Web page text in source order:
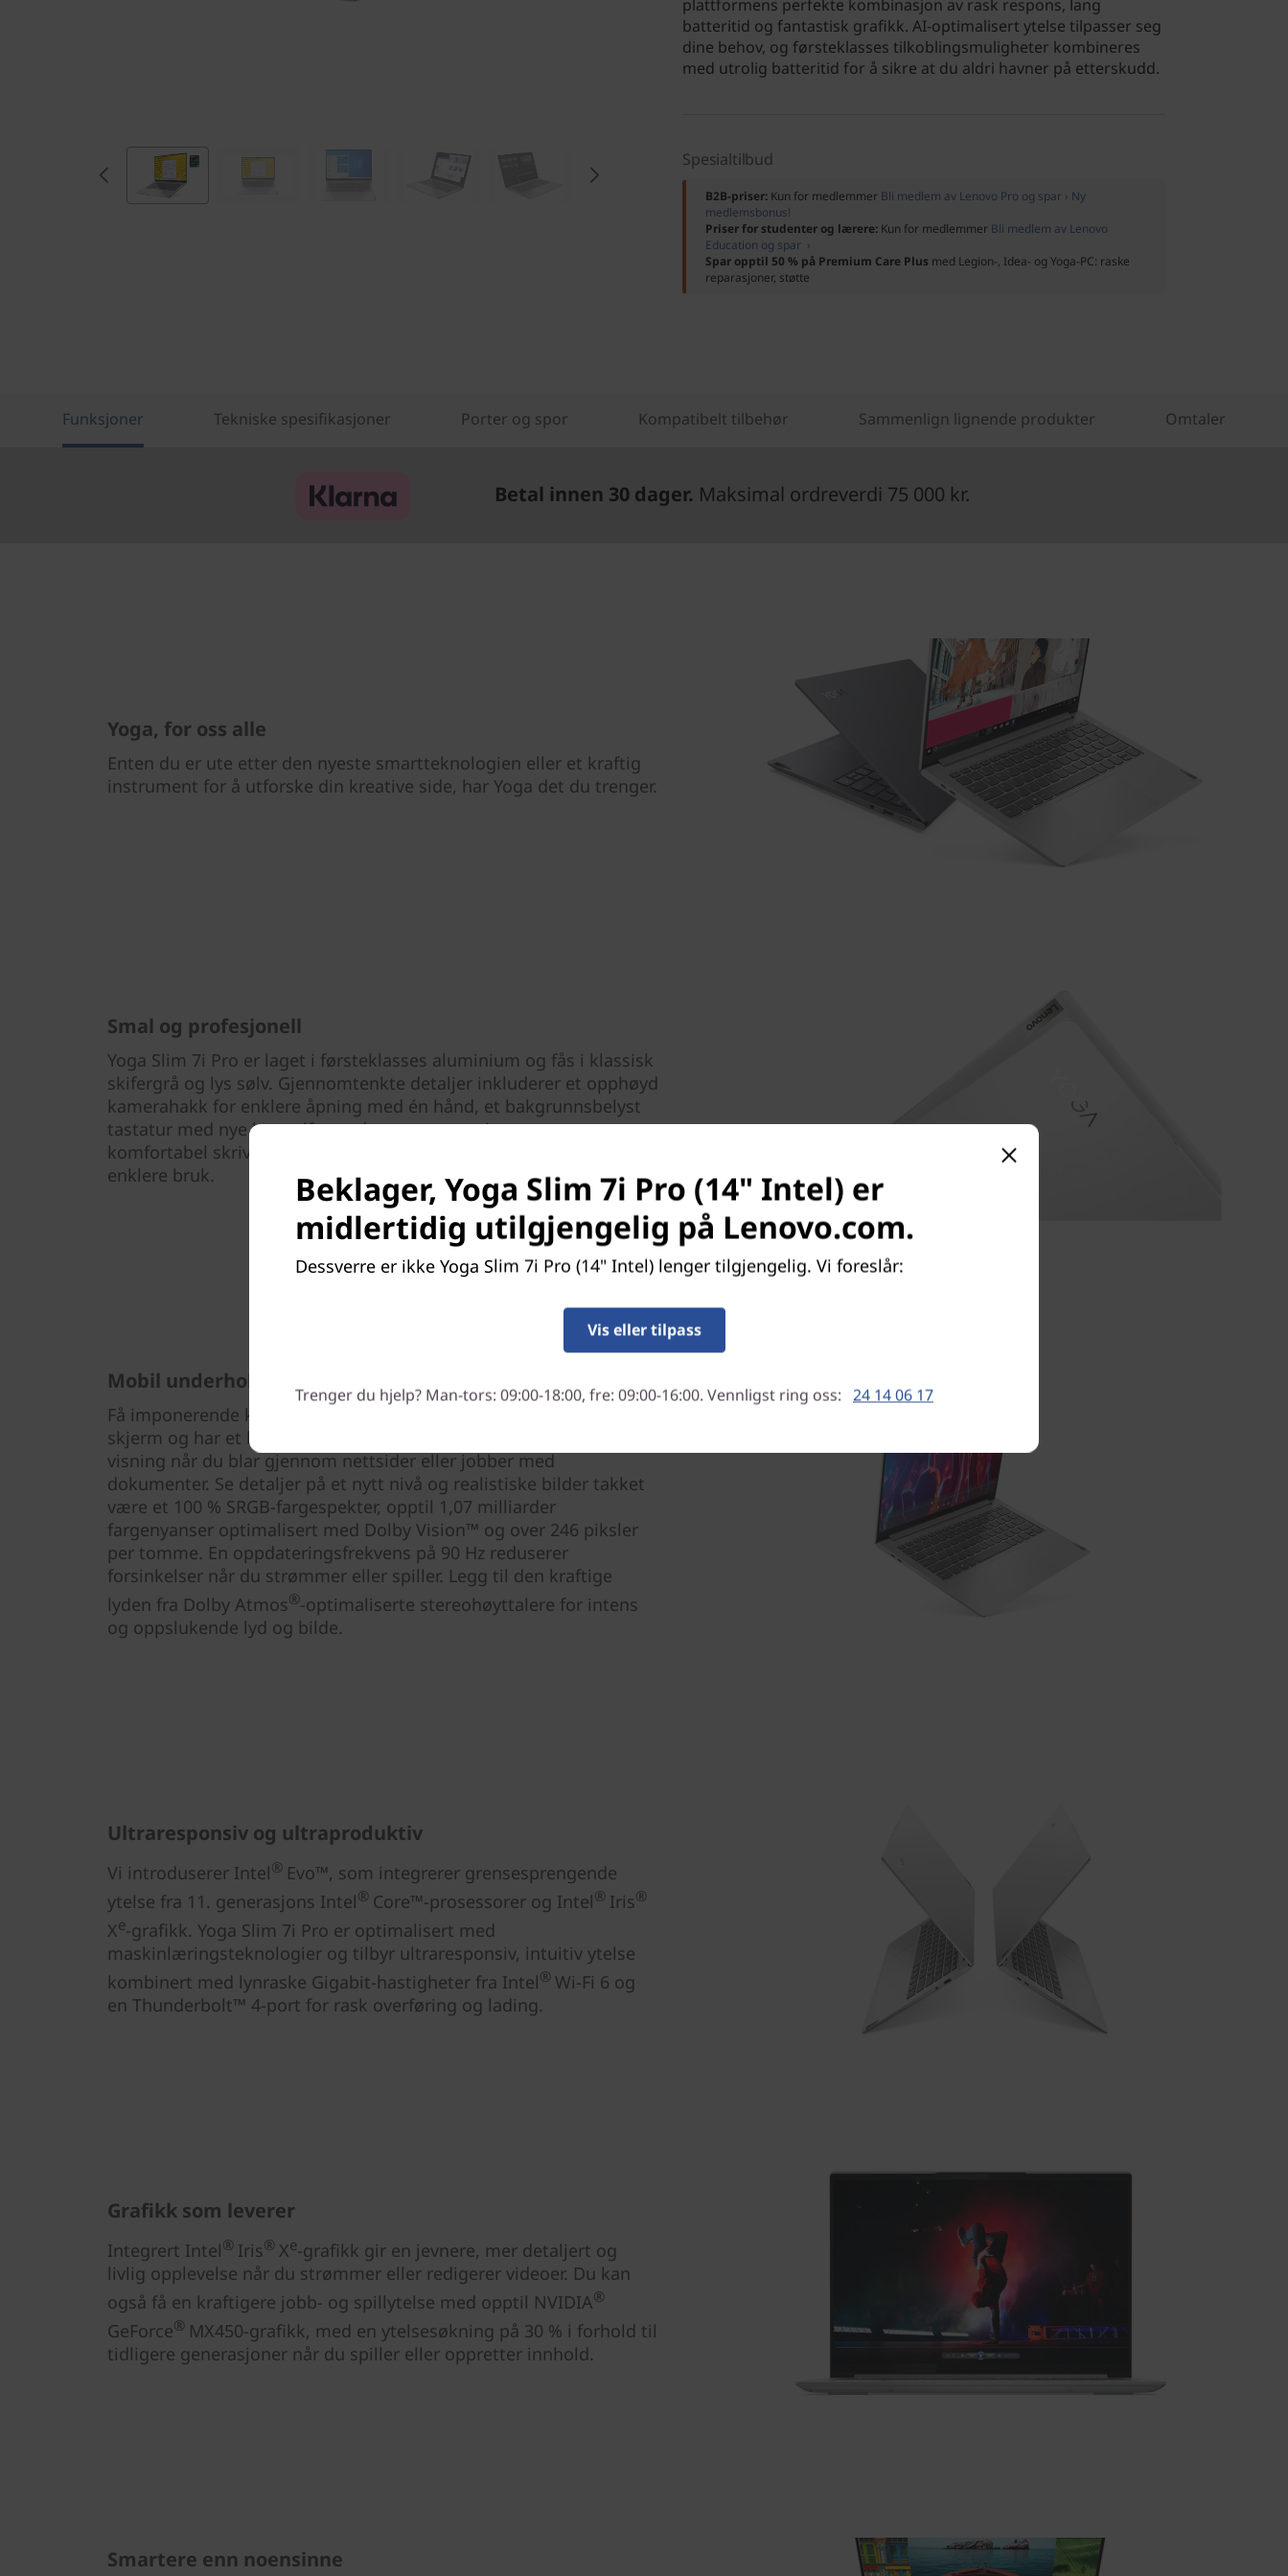
plattformens perfekte kombinasjon av rask respons, lang
batteritid og fantastisk grafikk. AI-optimalisert ytelse tilpasser seg
dine behov, og førsteklasses tilkoblingsmuligheter kombineres
med utrolig batteritid for å sikre at du aldri havner på etterskudd.
Spesialtilbud
B2B-priser: Kun for medlemmer Bli medlem av Lenovo Pro og spar › Ny
medlemsbonus!
Priser for studenter og lærere: Kun for medlemmer Bli medlem av Lenovo
Education og spar ›
Spar opptil 50 % på Premium Care Plus med Legion-, Idea- og Yoga-PC: raske
reparasjoner, støtte
Funksjoner Tekniske spesifikasjoner Porter og spor Kompatibelt tilbehør Sammenlign lignende produkter Omtaler
Betal innen 30 dager. Maksimal ordreverdi 75 000 kr.
Yoga, for oss alle
Enten du er ute etter den nyeste smartteknologien eller et kraftig
instrument for å utforske din kreative side, har Yoga det du trenger.
Smal og profesjonell
Yoga Slim 7i Pro er laget i førsteklasses aluminium og fås i klassisk
skifergrå og lys sølv. Gjennomtenkte detaljer inkluderer et opphøyd
kamerahakk for enklere åpning med én hånd, et bakgrunnsbelyst
tastatur med nye kuppelformede taster som gir en mer
komfortabel skriveopplevelse, og en 25 % større styreplate for
enklere bruk.
Mobil underholdning
Få imponerende klarhet med 2,8K på en 14" skjerm som er 91 %
skjerm og har et høyere sideforhold på 16:10 for optimalisert
visning når du blar gjennom nettsider eller jobber med
dokumenter. Se detaljer på et nytt nivå og realistiske bilder takket
være et 100 % SRGB-fargespekter, opptil 1,07 milliarder
fargenyanser optimalisert med Dolby Vision™ og over 246 piksler
per tomme. En oppdateringsfrekvens på 90 Hz reduserer
forsinkelser når du strømmer eller spiller. Legg til den kraftige
lyden fra Dolby Atmos®-optimaliserte stereohøyttalere for intens
og oppslukende lyd og bilde.
Ultraresponsiv og ultraproduktiv
Vi introduserer Intel® Evo™, som integrerer grensesprengende
ytelse fra 11. generasjons Intel® Core™-prosessorer og Intel® Iris®
Xe-grafikk. Yoga Slim 7i Pro er optimalisert med
maskinlæringsteknologier og tilbyr ultraresponsiv, intuitiv ytelse
kombinert med lynraske Gigabit-hastigheter fra Intel® Wi-Fi 6 og
en Thunderbolt™ 4-port for rask overføring og lading.
Grafikk som leverer
Integrert Intel® Iris® Xe-grafikk gir en jevnere, mer detaljert og
livlig opplevelse når du strømmer eller redigerer videoer. Du kan
også få en kraftigere jobb- og spillytelse med opptil NVIDIA®
GeForce® MX450-grafikk, med en ytelsesøkning på 30 % i forhold til
tidligere generasjoner når du spiller eller oppretter innhold.
Smartere enn noensinne
Beklager, Yoga Slim 7i Pro (14" Intel) er
midlertidig utilgjengelig på Lenovo.com.
Dessverre er ikke Yoga Slim 7i Pro (14" Intel) lenger tilgjengelig. Vi foreslår:
Vis eller tilpass
Trenger du hjelp? Man-tors: 09:00-18:00, fre: 09:00-16:00. Vennligst ring oss: 24 14 06 17